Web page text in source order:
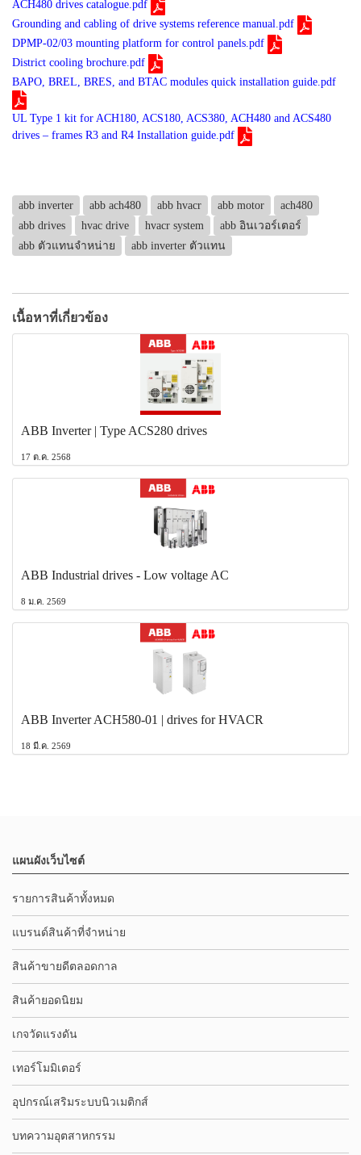
ACH480 drives catalogue.pdf
Grounding and cabling of drive systems reference manual.pdf
DPMP-02/03 mounting platform for control panels.pdf
District cooling brochure.pdf
BAPO, BREL, BRES, and BTAC modules quick installation guide.pdf
UL Type 1 kit for ACH180, ACS180, ACS380, ACH480 and ACS480
drives – frames R3 and R4 Installation guide.pdf
abb inverter abb ach480 abb hvacr abb motor
ach480
abb drives
hvac drive hvacr system
abb อินเวอร์เตอร์
abb ตัวแทนจำหน่าย
abb inverter ตัวแทน
เนื้อหาที่เกี่ยวข้อง
ABB Inverter | Type ACS280 drives
17 ต.ค. 2568
ABB Industrial drives - Low voltage AC
8 ม.ค. 2569
ABB Inverter ACH580-01 | drives for HVACR
18 มี.ค. 2569
แผนผังเว็บไซต์
รายการสินค้าทั้งหมด
แบรนด์สินค้าที่จำหน่าย
สินค้าขายดีตลอดกาล
สินค้ายอดนิยม
เกจวัดแรงดัน
เทอร์โมมิเตอร์
อุปกรณ์เสริมระบบนิวเมติกส์
บทความอุตสาหกรรม